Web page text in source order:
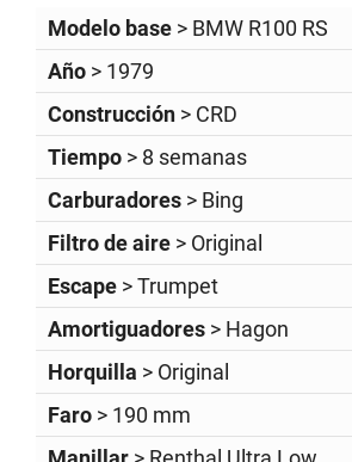
Modelo base > BMW R100 RS
Año > 1979
Construcción > CRD
Tiempo > 8 semanas
Carburadores > Bing
Filtro de aire > Original
Escape > Trumpet
Amortiguadores > Hagon
Horquilla > Original
Faro > 190 mm